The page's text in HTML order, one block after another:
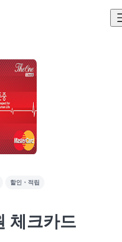
할인・적립
체크카드